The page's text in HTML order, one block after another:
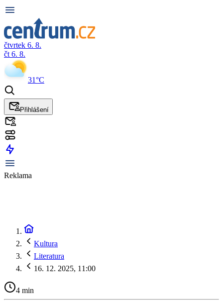
čtvrtek 6. 8.
čt 6. 8.
31°C
Přihlášení
Reklama
Kultura
Literatura
16. 12. 2025, 11:00
4 min